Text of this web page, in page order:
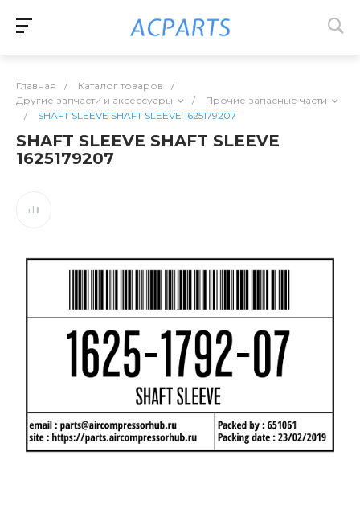
Главная / Каталог товаров
/
Другие запчасти и аксессуары
/
Прочие запасные части
/
SHAFT SLEEVE SHAFT SLEEVE 1625179207
SHAFT SLEEVE SHAFT SLEEVE
1625179207